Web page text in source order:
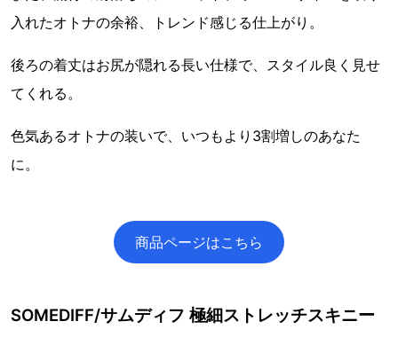
入れたオトナの余裕、トレンド感じる仕上がり。
後ろの着丈はお尻が隠れる長い仕様で、スタイル良く見せ
てくれる。
色気あるオトナの装いで、いつもより3割増しのあなた
に。
商品ページはこちら
SOMEDIFF/サムディフ 極細ストレッチスキニー